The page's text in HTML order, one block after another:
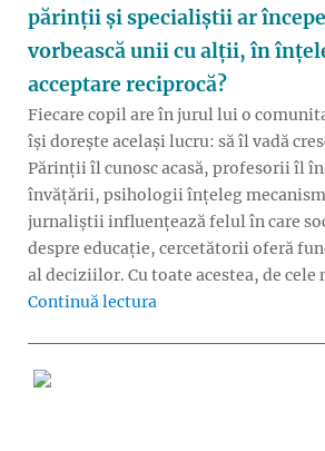
părinții și specialiștii ar
vorbească unii cu alții, în
acceptare reciprocă?
Fiecare copil are în jurul lui o
își dorește același lucru: să îl vadă
Părinții îl cunosc acasă, profesorii îl
învățării, psihologii înțeleg
jurnaliștii influențează felul în care
despre educație, cercetătorii oferă
al deciziilor. Cu toate acestea, de cele
Continuă lectura